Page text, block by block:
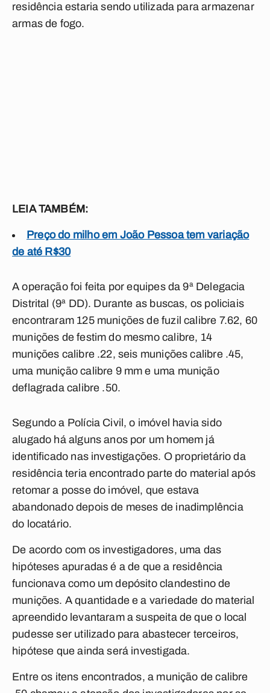
residência estaria sendo utilizada para armazenar
armas de fogo.
LEIA TAMBÉM:
Preço do milho em João Pessoa tem variação
de até R$30
A operação foi feita por equipes da 9ª Delegacia
Distrital (9ª DD). Durante as buscas, os policiais
encontraram 125 munições de fuzil calibre 7.62, 60
munições de festim do mesmo calibre, 14
munições calibre .22, seis munições calibre .45,
uma munição calibre 9 mm e uma munição
deflagrada calibre .50.
Segundo a Polícia Civil, o imóvel havia sido
alugado há alguns anos por um homem já
identificado nas investigações. O proprietário da
residência teria encontrado parte do material após
retomar a posse do imóvel, que estava
abandonado depois de meses de inadimplência
do locatário.
De acordo com os investigadores, uma das
hipóteses apuradas é a de que a residência
funcionava como um depósito clandestino de
munições. A quantidade e a variedade do material
apreendido levantaram a suspeita de que o local
pudesse ser utilizado para abastecer terceiros,
hipótese que ainda será investigada.
Entre os itens encontrados, a munição de calibre